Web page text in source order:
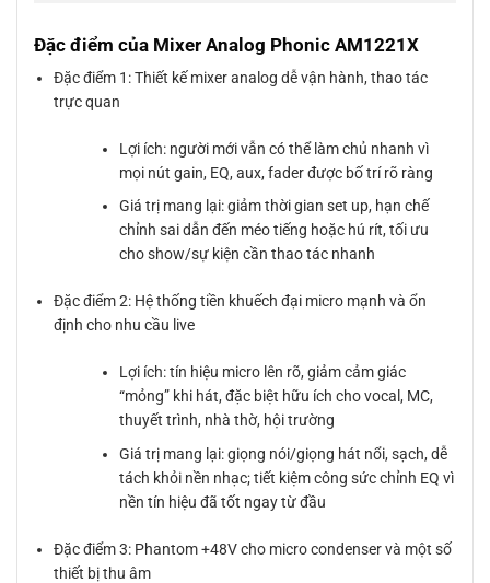
Đặc điểm của Mixer Analog Phonic AM1221X
Đặc điểm 1: Thiết kế mixer analog dễ vận hành, thao tác
trực quan
Lợi ích: người mới vẫn có thể làm chủ nhanh vì
mọi nút gain, EQ, aux, fader được bố trí rõ ràng
Giá trị mang lại: giảm thời gian set up, hạn chế
chỉnh sai dẫn đến méo tiếng hoặc hú rít, tối ưu
cho show/sự kiện cần thao tác nhanh
Đặc điểm 2: Hệ thống tiền khuếch đại micro mạnh và ổn
định cho nhu cầu live
Lợi ích: tín hiệu micro lên rõ, giảm cảm giác
“mỏng” khi hát, đặc biệt hữu ích cho vocal, MC,
thuyết trình, nhà thờ, hội trường
Giá trị mang lại: giọng nói/giọng hát nổi, sạch, dễ
tách khỏi nền nhạc; tiết kiệm công sức chỉnh EQ vì
nền tín hiệu đã tốt ngay từ đầu
Đặc điểm 3: Phantom +48V cho micro condenser và một số
thiết bị thu âm